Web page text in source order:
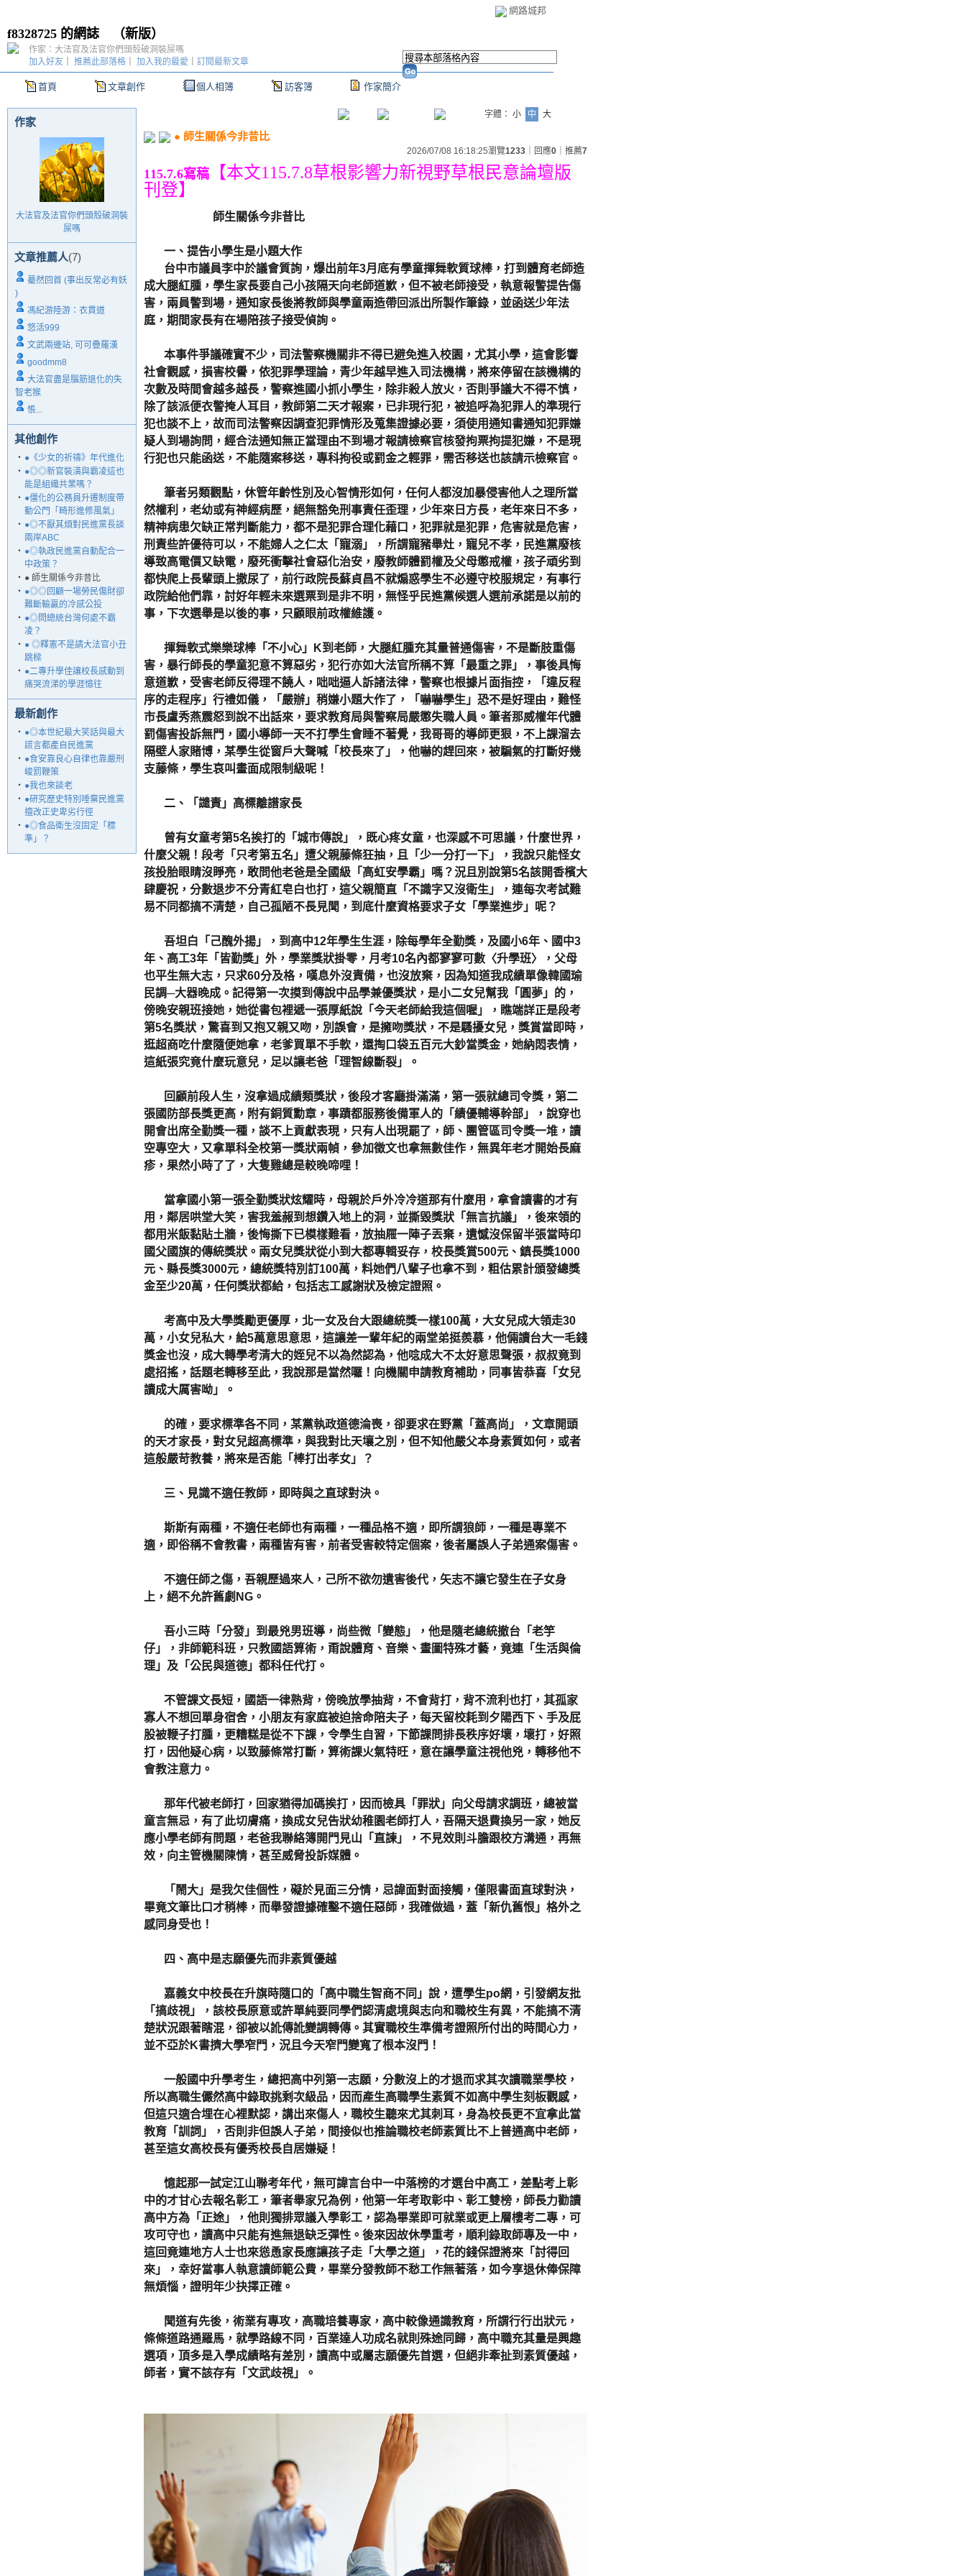
網路城邦
f8328725 的網誌 （新版）
首頁 文章創作 個人相簿 訪客簿 作家簡介
加入好友 推薦此部落格 加入我的最愛 訂閱最新文章
作家：大法官及法官你們頭殼破洞裝屎嗎
作家
大法官及法官你們頭殼破洞裝
屎嗎
文章推薦人(7)
驀然回首 (事出反常必有妖
)
馮紀游陸游：衣貫道
悠活999
文武兩邊站, 可可疊羅漢
goodmm8
大法官盡是腦筋退化的失
智老猴
悵...
其他創作
‧ ●《少女的祈禱》年代進化
‧ ●◎◎新官裝潢與霸凌這也
能是組織共業嗎？
‧ ●僵化的公務員升遷制度帶
動公門「畸形進修風氣」
‧ ●◎不厭其煩對民進黨長談
兩岸ABC
‧ ●◎執政民進黨自動配合一
中政策？
‧ ● 師生關係今非昔比
‧ ●◎◎回顧一場勞民傷財卻
難斷輸贏的冷感公投
‧ ●◎問總統台灣何處不霸
凌？
‧ ● ◎釋憲不是請大法官小丑
跳樑
‧ ●二專升學佳讓校長感動到
痛哭流涕的學涯憶往
最新創作
‧ ●◎本世紀最大笑話與最大
謊言都產自民進黨
‧ ●食安靠良心自律也靠嚴刑
峻罰鞭策
‧ ●我也來談老
‧ ●研究歷史特別唾棄民進黨
擅改正史卑劣行徑
‧ ●◎食品衛生沒固定「標
準」？
字體： 小 中 大
● 師生關係今非昔比
2026/07/08 16:18:25瀏覽1233 ｜回應0 ｜推薦7
115.7.6寫稿 【本文115.7.8草根影響力新視野草根民意論壇版
刊登】
師生關係今非昔比
一、提告小學生是小題大作
台中市議員李中於議會質詢，爆出前年3月底有學童揮舞軟質球棒，打到體育老師造
成大腿紅腫，學生家長要自己小孩隔天向老師道歉，但不被老師接受，執意報警提告傷
害，兩員警到場，通知家長後將教師與學童兩造帶回派出所製作筆錄，並函送少年法
庭，期間家長有在場陪孩子接受偵詢。
本事件爭議確實不少，司法警察機關非不得已避免進入校園，尤其小學，這會影響
社會觀感，損害校譽，依犯罪學理論，青少年越早進入司法機構，將來停留在該機構的
次數及時間會越多越長，警察進國小抓小學生，除非殺人放火，否則爭議大不得不慎，
除了該派便衣警掩人耳目，教師第二天才報案，已非現行犯，被追呼為犯罪人的準現行
犯也談不上，故而司法警察因調查犯罪情形及蒐集證據必要，須使用通知書通知犯罪嫌
疑人到場詢問，經合法通知無正當理由不到場才報請檢察官核發拘票拘提犯嫌，不是現
行犯也只能函送，不能隨案移送，專科拘役或罰金之輕罪，需否移送也該請示檢察官。
筆者另類觀點，休管年齡性別及心智情形如何，任何人都沒加暴侵害他人之理所當
然權利，老幼或有神經病歷，絕無豁免刑事責任歪理，少年來日方長，老年來日不多，
精神病患欠缺正常判斷能力，都不是犯罪合理化藉口，犯罪就是犯罪，危害就是危害，
刑責些許優待可以，不能婦人之仁太「寵溺」，所謂寵豬舉灶，寵兒不孝，民進黨廢核
導致高電價又缺電，廢死衝擊社會惡化治安，廢教師體罰權及父母懲戒權，孩子頑劣到
都快爬上長輩頭上撒尿了，前行政院長蘇貞昌不就煽惑學生不必遵守校服規定，有事行
政院給他們靠，討好年輕未來選票到是非不明，無怪乎民進黨候選人選前承諾是以前的
事，下次選舉是以後的事，只顧眼前政權維護。
揮舞軟式樂樂球棒「不小心」K到老師，大腿紅腫充其量普通傷害，不是斷肢重傷
害，暴行師長的學童犯意不算惡劣，犯行亦如大法官所稱不算「最重之罪」，事後具悔
意道歉，受害老師反得理不饒人，咄咄逼人訴諸法律，警察也根據片面指控，「違反程
序的走程序」行禮如儀，「嚴辦」稍嫌小題大作了，「嚇嚇學生」恐不是好理由，難怪
市長盧秀燕震怒到說不出話來，要求教育局與警察局嚴懲失職人員。筆者那威權年代體
罰傷害投訴無門，國小導師一天不打學生會睡不著覺，我哥哥的導師更狠，不上課溜去
隔壁人家賭博，某學生從窗戶大聲喊「校長來了」，他嚇的趕回來，被騙氣的打斷好幾
支藤條，學生哀叫畫面成限制級呢！
二、「譴責」高標離譜家長
曾有女童考第5名挨打的「城市傳說」，既心疼女童，也深感不可思議，什麼世界，
什麼父親！段考「只考第五名」遭父親藤條狂抽，且「少一分打一下」，我說只能怪女
孩投胎眼睛沒睜亮，敢問他老爸是全國級「高虹安學霸」嗎？況且別說第5名該開香檳大
肆慶祝，分數退步不分青紅皂白也打，這父親簡直「不識字又沒衛生」，連每次考試難
易不同都搞不清楚，自己孤陋不長見聞，到底什麼資格要求子女「學業進步」呢？
吾坦白「己醜外揚」，到高中12年學生生涯，除每學年全勤獎，及國小6年、國中3
年、高工3年「皆勤獎」外，學業獎狀掛零，月考10名內都寥寥可數〈升學班〉，父母
也平生無大志，只求60分及格，嘆息外沒責備，也沒放棄，因為知道我成績單像韓國瑜
民調─大器晚成。記得第一次摸到傳說中品學兼優獎狀，是小二女兒幫我「圓夢」的，
傍晚安親班接她，她從書包裡遞一張厚紙說「今天老師給我這個喔」，瞧端詳正是段考
第5名獎狀，驚喜到又抱又親又吻，別誤會，是擁吻獎狀，不是騷擾女兒，獎賞當即時，
逛超商吃什麼隨便她拿，老爹買單不手軟，還掏口袋五百元大鈔當獎金，她納悶表情，
這紙張究竟什麼玩意兒，足以讓老爸「理智線斷裂」。
回顧前段人生，沒拿過成績類獎狀，後段才客廳掛滿滿，第一張就總司令獎，第二
張國防部長獎更高，附有銅質勳章，事蹟都服務後備軍人的「績優輔導幹部」，說穿也
開會出席全勤獎一種，談不上貢獻表現，只有人出現罷了，師、團管區司令獎一堆，讀
空專空大，又拿單科全校第一獎狀兩幀，參加徵文也拿無數佳作，無異年老才開始長麻
疹，果然小時了了，大隻雞總是較晚啼哩！
當拿國小第一張全勤獎狀炫耀時，母親於戶外冷冷道那有什麼用，拿會讀書的才有
用，鄰居哄堂大笑，害我羞赧到想鑽入地上的洞，並撕毀獎狀「無言抗議」，後來領的
都用米飯黏貼土牆，後悔撕下已模樣難看，放抽屜一陣子丟棄，遺憾沒保留半張當時印
國父國旗的傳統獎狀。兩女兒獎狀從小到大都專輯妥存，校長獎賞500元、鎮長獎1000
元、縣長獎3000元，總統獎特別訂100萬，料她們八輩子也拿不到，粗估累計頒發總獎
金至少20萬，任何獎狀都給，包括志工感謝狀及檢定證照。
考高中及大學獎勵更優厚，北一女及台大跟總統獎一樣100萬，大女兒成大領走30
萬，小女兒私大，給5萬意思意思，這讓差一輩年紀的兩堂弟挺羨慕，他倆讀台大一毛錢
獎金也沒，成大轉學考清大的姪兒不以為然認為，他唸成大不太好意思聲張，叔叔竟到
處招搖，話題老轉移至此，我說那是當然囉！向機關申請教育補助，同事皆恭喜「女兒
讀成大厲害呦」。
的確，要求標準各不同，某黨執政道德淪喪，卻要求在野黨「蓋高尚」，文章開頭
的天才家長，對女兒超高標準，與我對比天壤之別，但不知他嚴父本身素質如何，或者
這般嚴苛教養，將來是否能「棒打出孝女」？
三、見識不適任教師，即時與之直球對決。
斯斯有兩種，不適任老師也有兩種，一種品格不適，即所謂狼師，一種是專業不
適，即俗稱不會教書，兩種皆有害，前者受害較特定個案，後者屬誤人子弟通案傷害。
不適任師之傷，吾親歷過來人，己所不欲勿遺害後代，矢志不讓它發生在子女身
上，絕不允許舊劇NG。
吾小三時「分發」到最兇男班導，尚些微「變態」，他是隨老總統撤台「老竽
仔」，非師範科班，只教國語算術，甭說體育、音樂、畫圖特殊才藝，竟連「生活與倫
理」及「公民與道德」都科任代打。
不管課文長短，國語一律熟背，傍晚放學抽背，不會背打，背不流利也打，其孤家
寡人不想回單身宿舍，小朋友有家庭被迫捨命陪夫子，每天留校耗到夕陽西下、手及屁
股被鞭子打腫，更糟糕是從不下課，令學生自習，下節課問排長秩序好壞，壞打，好照
打，因他疑心病，以致藤條常打斷，算術課火氣特旺，意在讓學童注視他兇，轉移他不
會教注意力。
那年代被老師打，回家猶得加碼挨打，因而檢具「罪狀」向父母請求調班，總被當
童言無忌，有了此切膚痛，換成女兒告狀幼稚園老師打人，吾隔天退費換另一家，她反
應小學老師有問題，老爸我聯絡簿開門見山「直諫」，不見效則斗膽跟校方溝通，再無
效，向主管機關陳情，甚至威脅投訴媒體。
「鬧大」是我欠佳個性，礙於見面三分情，忌諱面對面接觸，僅限書面直球對決，
畢竟文筆比口才稍棒，而舉發證據確鑿不適任惡師，我確做過，蓋「新仇舊恨」格外之
感同身受也！
四、高中是志願優先而非素質優越
嘉義女中校長在升旗時隨口的「高中職生智商不同」說，遭學生po網，引發網友批
「搞歧視」，該校長原意或許單純要同學們認清處境與志向和職校生有異，不能搞不清
楚狀況跟著瞎混，卻被以訛傳訛變調轉傳。其實職校生準備考證照所付出的時間心力，
並不亞於K書擠大學窄門，況且今天窄門變寬了根本沒門！
一般國中升學考生，總把高中列第一志願，分數沒上的才退而求其次讀職業學校，
所以高職生儼然高中錄取挑剩次級品，因而產生高職學生素質不如高中學生刻板觀感，
但這只適合埋在心裡默認，講出來傷人，職校生聽來尤其刺耳，身為校長更不宜拿此當
教育「訓詞」，否則非但誤人子弟，間接似也推論職校老師素質比不上普通高中老師，
甚至這女高校長有優秀校長自居嫌疑！
憶起那一試定江山聯考年代，無可諱言台中一中落榜的才選台中高工，差點考上彰
中的才甘心去報名彰工，筆者舉家兄為例，他第一年考取彰中、彰工雙榜，師長力勸讀
高中方為「正途」，他則獨排眾議入學彰工，認為畢業即可就業或更上層樓考二專，可
攻可守也，讀高中只能有進無退缺乏彈性。後來因故休學重考，順利錄取師專及一中，
這回竟連地方人士也來慫恿家長應讓孩子走「大學之道」，花的錢保證將來「討得回
來」，幸好當事人執意讀師範公費，畢業分發教師不愁工作無著落，如今享退休俸保障
無煩惱，證明年少抉擇正確。
聞道有先後，術業有專攻，高職培養專家，高中較像通識教育，所謂行行出狀元，
條條道路通羅馬，就學路線不同，百業達人功成名就則殊途同歸，高中職充其量是興趣
選項，頂多是入學成績略有差別，讀高中或屬志願優先首選，但絕非牽扯到素質優越，
師者，實不該存有「文武歧視」。